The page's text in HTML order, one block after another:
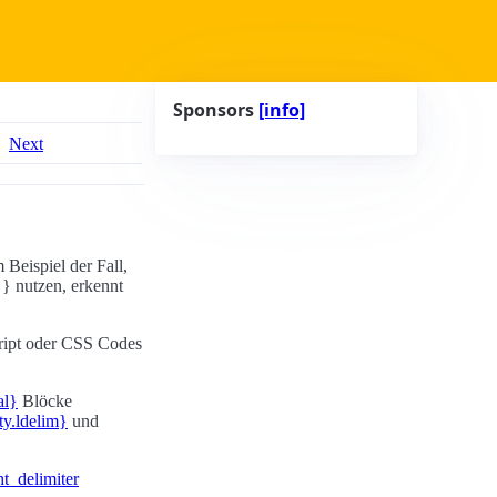
Next
Beispiel der Fall,
nutzen, erkennt
oder CSS Codes
Blöcke
und
Sponsors [info]